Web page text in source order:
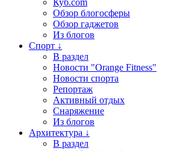
Куб.com
Обзор блогосферы
Обзор гаджетов
Из блогов
Спорт ↓
В раздел
Новости "Orange Fitness"
Новости спорта
Репортаж
Активный отдых
Снаряжение
Из блогов
Архитектура ↓
В раздел